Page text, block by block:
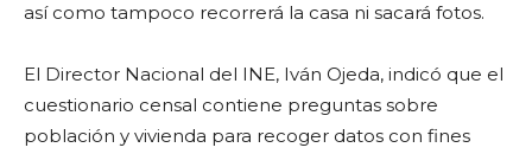
así como tampoco recorrerá la casa ni sacará fotos.
El Director Nacional del INE, Iván Ojeda, indicó que el
cuestionario censal contiene preguntas sobre
población y vivienda para recoger datos con fines